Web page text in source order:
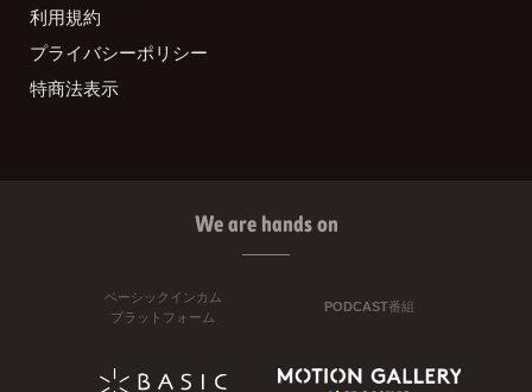
利用規約
プライバシーポリシー
特商法表示
We are hands on
ベーシックインカム
プラットフォーム
PODCAST番組